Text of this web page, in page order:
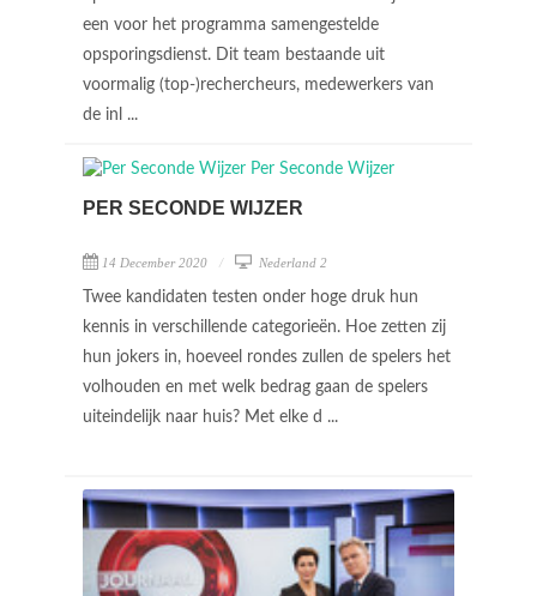
een voor het programma samengestelde
opsporingsdienst. Dit team bestaande uit
voormalig (top-)rechercheurs, medewerkers van
de inl ...
PER SECONDE WIJZER
14 December 2020 Nederland 2
Twee kandidaten testen onder hoge druk hun
kennis in verschillende categorieën. Hoe zetten zij
hun jokers in, hoeveel rondes zullen de spelers het
volhouden en met welk bedrag gaan de spelers
uiteindelijk naar huis? Met elke d ...